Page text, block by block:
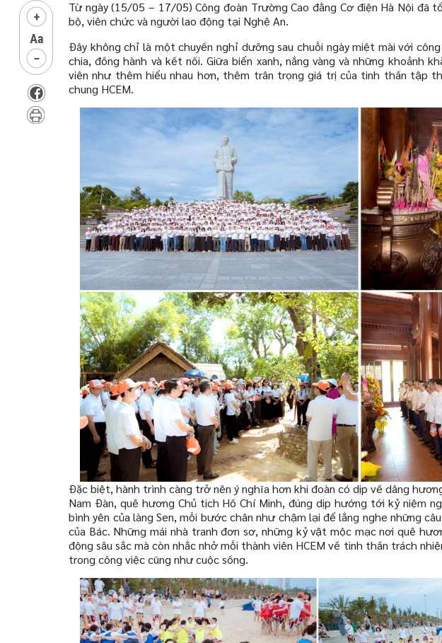
Từ ngày (15/05 – 17/05) Công đoàn Trường Cao đằng Cơ điện Hà Nội đã
bộ, viên chức và người lao động tại Nghệ An.
Đây không chỉ là một chuyến nghỉ dưỡng sau chuỗi ngày miệt mài với
chia, đồng hành và kết nối. Giữa biển xanh, nắng vàng và những khoảnh
viên như thêm hiểu nhau hơn, thêm trân trọng giá trị của tinh thần tập
chung HCEM.
Đặc biệt, hành trình càng trở nên ý nghĩa hơn khi đoàn có dịp về dâng
Nam Đàn, quê hương Chủ tịch Hồ Chí Minh, đúng dịp hướng tới kỷ niệm
bình yên của làng Sen, mỗi bước chân như chậm lại để lắng nghe những
của Bác. Những mái nhà tranh đơn sơ, những kỷ vật mộc mạc nơi quê
động sâu sắc mà còn nhắc nhở mỗi thành viên HCEM về tinh thần trách
trong công việc cũng như cuộc sống.